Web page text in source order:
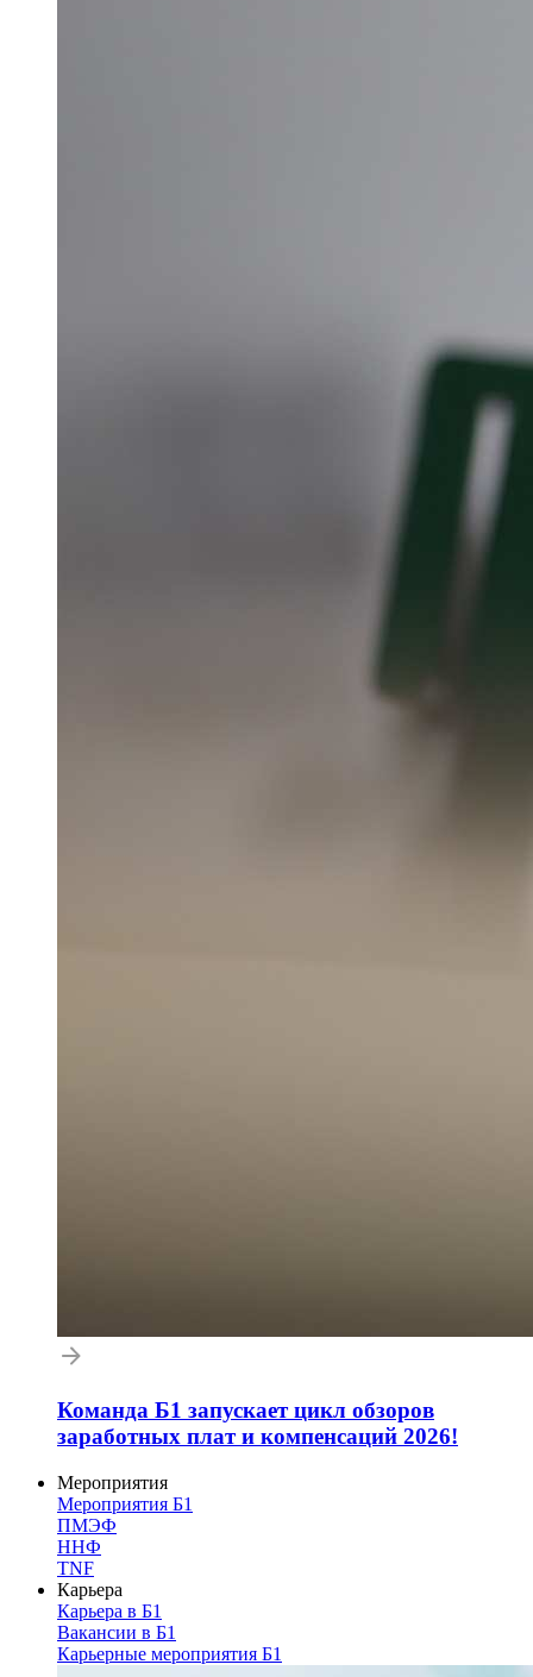
Команда Б1 запускает цикл обзоров
заработных плат и компенсаций 2026!
Мероприятия
Мероприятия Б1
ПМЭФ
ННФ
TNF
Карьера
Карьера в Б1
Вакансии в Б1
Карьерные мероприятия Б1